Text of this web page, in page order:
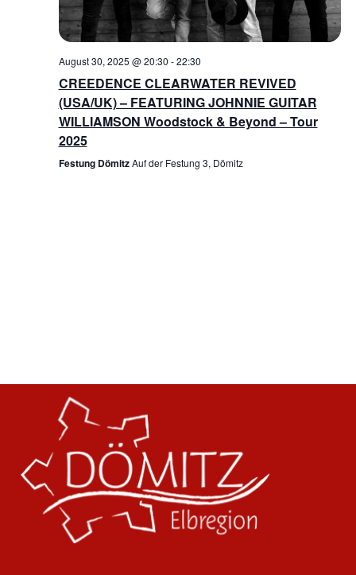
August 30, 2025 @ 20:30 -22:30
CREEDENCE CLEARWATER REVIVED
(USA/UK) – FEATURING JOHNNIE GUITAR
WILLIAMSON Woodstock & Beyond – Tour
2025
Festung DömitzAuf der Festung 3, Dömitz